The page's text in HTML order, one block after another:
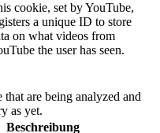
cookie, set by YouTube,
a unique ID to store
on what videos from
the user has seen.
are being analyzed and
as yet.
Beschreibung